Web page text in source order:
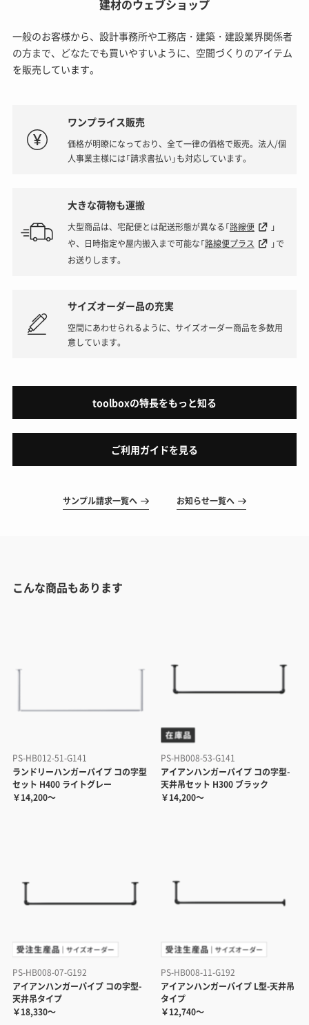
建材のウェブショップ
一般のお客様から、設計事務所や工務店・建築・建設業界関係者
の方まで、どなたでも買いやすいように、空間づくりのアイテム
を販売しています。
ワンプライス販売
価格が明瞭になっており、全て一律の価格で販売。法人/個
人事業主様には「請求書払い」も対応しています。
大きな荷物も運搬
大型商品は、宅配便とは配送形態が異なる「路線便
」
や、日時指定や屋内搬入まで可能な「路線便プラス
」で
お送りします。
サイズオーダー品の充実
空間にあわせられるように、サイズオーダー商品を多数用
意しています。
toolboxの特長をもっと知る
ご利用ガイドを見る
サンプル請求一覧へ お知らせ一覧へ
こんな商品もあります
PS-HB012-51-G141
ランドリーハンガーパイプ コの字型
セット H400 ライトグレー
￥14,200～
PS-HB008-53-G141
アイアンハンガーパイプ コの字型-
天井吊セット H300 ブラック
￥14,200～
PS-HB008-07-G192
アイアンハンガーパイプ コの字型-
天井吊タイプ
￥18,330～
PS-HB008-11-G192
アイアンハンガーパイプ L型-天井吊
タイプ
￥12,740～